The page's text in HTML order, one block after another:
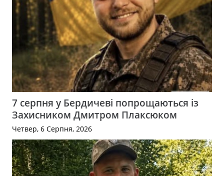
7 серпня у Бердичеві попрощаються із
Захисником Дмитром Плаксюком
Четвер, 6 Серпня, 2026